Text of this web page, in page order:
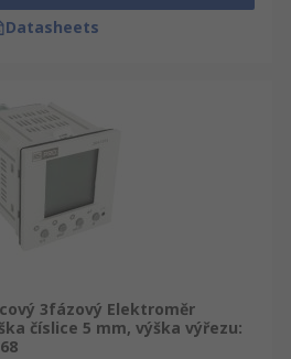
Datasheets
3fázový Elektroměr
číslice 5 mm, výška výřezu: